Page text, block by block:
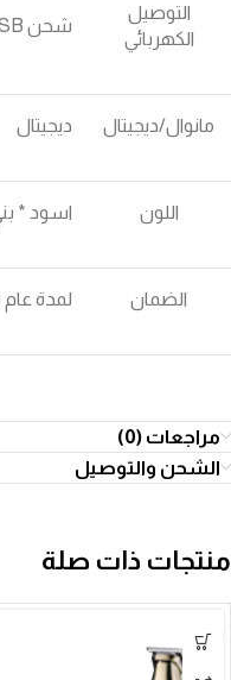
التوصيل
الكهربائي
شحن USB
مانوال/ديجيتال ديجيتال
اللون اسود *
الضمان لمدة
مراجعات (0)
الشحن والتوصيل
منتجات ذات صلة